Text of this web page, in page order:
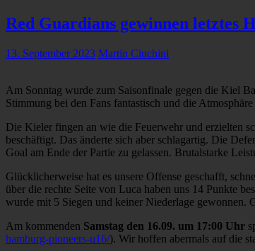
Red Guardians gewinnen letztes
13. September 2023 Martin Ciuchini
Am Sonntag wurde zum Saisonfinale gegen die Kiel
Stimmung bei den Fans fantastisch und die
Die Kieler fingen an wie die Feuerwehr und erzielten
beschäftigt. Das änderte sich aber schlagartig. Die
Goal am Ende der Partie zu gelassen. Brutalstarke
Glücklicherweise hat es unsere Offense geschafft,
über die rechte Seite von Luca haben uns 14 Punkte
wurde mit 5 Siegen und keiner Niederlage gewonnen.
Am kommenden Samstag den 16.09. um 17:00 Uhr
hamburg-pioneers-u16/). Wir hoffen abermals auf die